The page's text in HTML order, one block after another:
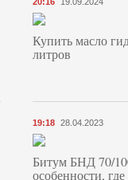
Купить масло
литров
19:18 28.04.2023
Битум БНД 70/
особенности,